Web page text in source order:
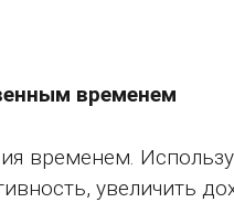
временем
временем.
увеличить